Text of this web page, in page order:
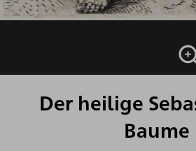
Der heilige
Baume